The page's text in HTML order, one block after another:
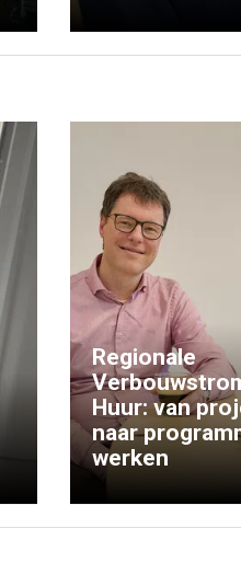
Regionale
Huur: van
naar
werken